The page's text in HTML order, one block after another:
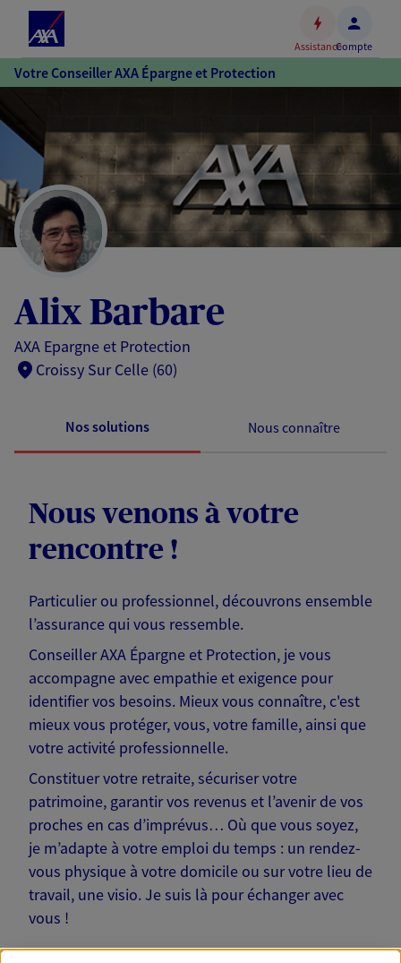
Accéder
au
Accéder
au
pied
de
page
AssistanceCompte
Votre Conseiller AXA Épargne et Protection
Alix Barbare
AXA Epargne et Protection
Croissy Sur Celle (60)
Nos solutions Nous connaître
Nous venons à votre
rencontre !
Particulier ou professionnel, découvrons ensemble
l’assurance qui vous ressemble.
Conseiller AXA Épargne et Protection, je vous
accompagne avec empathie et exigence pour
identifier vos besoins. Mieux vous connaître, c'est
mieux vous protéger, vous, votre famille, ainsi que
votre activité professionnelle.
Constituer votre retraite, sécuriser votre
patrimoine, garantir vos revenus et l’avenir de vos
proches en cas d’imprévus… Où que vous soyez,
je m’adapte à votre emploi du temps : un rendez-
vous physique à votre domicile ou sur votre lieu de
travail, une visio. Je suis là pour échanger avec
vous !